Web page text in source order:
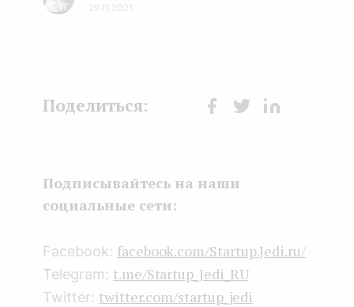
29.11.2021
k
Подписывайтесь на наши
социальные сети:
Facebook: facebook.com/Startup.Jedi.ru/
Telegram: t.me/Startup_Jedi_RU
Twitter: twitter.com/startup_jedi